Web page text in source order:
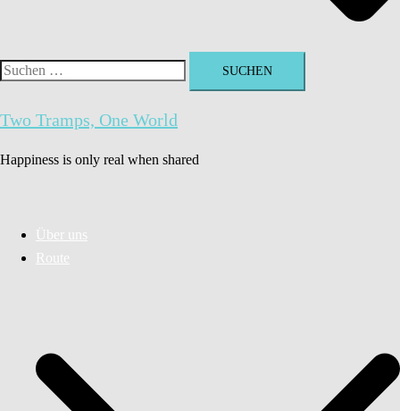
Suchen
Two Tramps, One World
Happiness is only real when shared
Über uns
Route